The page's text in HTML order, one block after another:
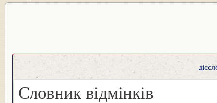
Словник відмінків